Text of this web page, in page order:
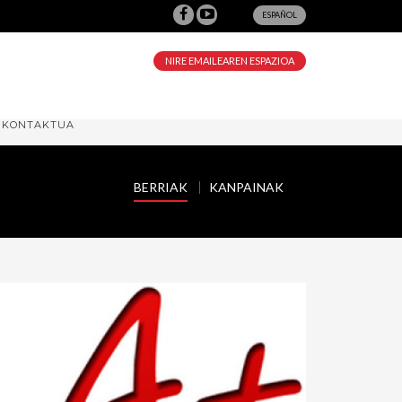
ESPAÑOL
NIRE EMAILEAREN ESPAZIOA
KONTAKTUA
BERRIAK KANPAINAK